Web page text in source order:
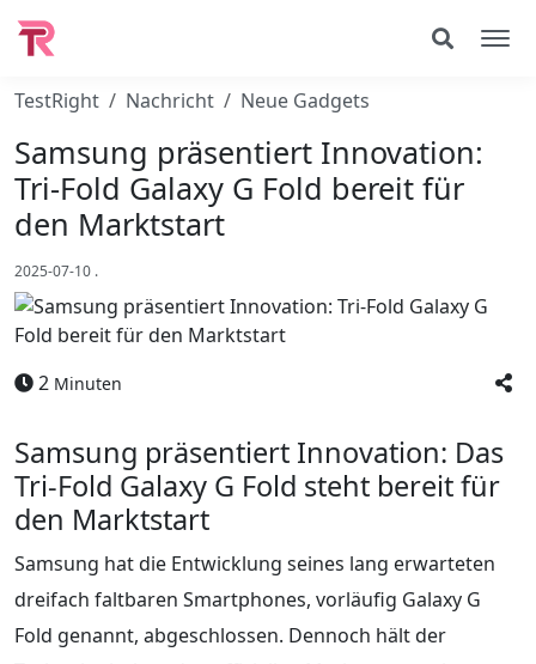
TestRight Nachricht Neue Gadgets
Samsung präsentiert Innovation:
Tri-Fold Galaxy G Fold bereit für
den Marktstart
2025-07-10 .
2 Minuten
Samsung präsentiert Innovation: Das
Tri-Fold Galaxy G Fold steht bereit für
den Marktstart
Samsung hat die Entwicklung seines lang erwarteten
dreifach faltbaren Smartphones, vorläufig Galaxy G
Fold genannt, abgeschlossen. Dennoch hält der